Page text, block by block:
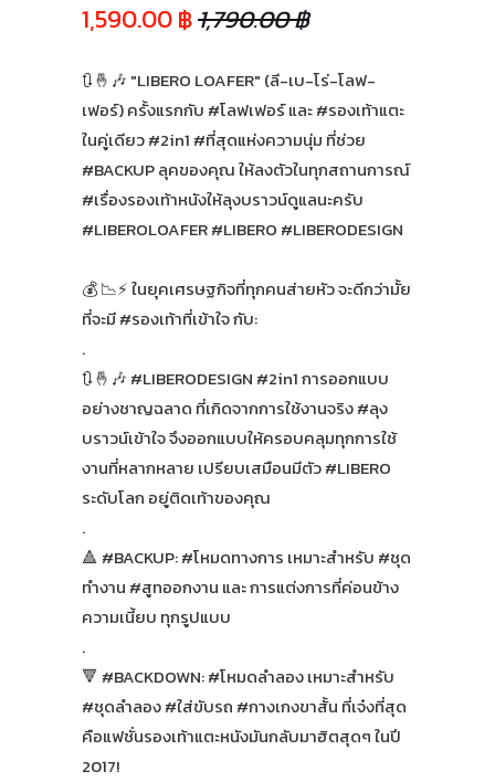
1,590.00 ฿1,790.00 ฿
🔃🤞🎶 "LIBERO LOAFER" (ลี-เบ-โร่-โลฟ-
เฟอร์) ครั้งแรกกับ #โลฟเฟอร์ และ #รองเท้าแตะ
ในคู่เดียว #2in1 #ที่สุดแห่งความนุ่ม ที่ช่วย
#BACKUP ลุคของคุณ ให้ลงตัวในทุกสถานการณ์
#เรื่องรองเท้าหนังให้ลุงบราวน์ดูแลนะครับ
#LIBEROLOAFER #LIBERO #LIBERODESIGN
💰 📉⚡ ในยุคเศรษฐกิจที่ทุกคนส่ายหัว จะดีกว่ามั้ย
ที่จะมี #รองเท้าที่เข้าใจ กับ:
.
🔃🤞🎶 #LIBERODESIGN #2in1 การออกแบบ
อย่างชาญฉลาด ที่เกิดจากการใช้งานจริง #ลุง
บราวน์เข้าใจ จึงออกแบบให้ครอบคลุมทุกการใช้
งานที่หลากหลาย เปรียบเสมือนมีตัว #LIBERO
ระดับโลก อยู่ติดเท้าของคุณ
.
🔺 #BACKUP: #โหมดทางการ เหมาะสำหรับ #ชุด
ทำงาน #สูทออกงาน และ การแต่งการที่ค่อนข้าง
ความเนี้ยบ ทุกรูปแบบ
.
🔻 #BACKDOWN: #โหมดลำลอง เหมาะสำหรับ
#ชุดลำลอง #ใส่ขับรถ #กางเกงขาสั้น ที่เจ๋งที่สุด
คือแฟชั่นรองเท้าแตะหนังมันกลับมาฮิตสุดๆ ในปี
2017!